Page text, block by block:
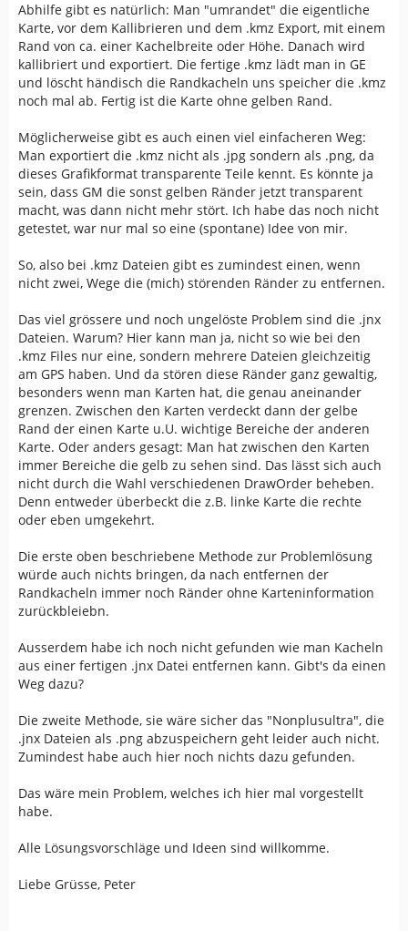
Abhilfe gibt es natürlich: Man "umrandet" die eigentliche
Karte, vor dem Kallibrieren und dem .kmz Export, mit einem
Rand von ca. einer Kachelbreite oder Höhe. Danach wird
kallibriert und exportiert. Die fertige .kmz lädt man in GE
und löscht händisch die Randkacheln uns speicher die .kmz
noch mal ab. Fertig ist die Karte ohne gelben Rand.
Möglicherweise gibt es auch einen viel einfacheren Weg:
Man exportiert die .kmz nicht als .jpg sondern als .png, da
dieses Grafikformat transparente Teile kennt. Es könnte ja
sein, dass GM die sonst gelben Ränder jetzt transparent
macht, was dann nicht mehr stört. Ich habe das noch nicht
getestet, war nur mal so eine (spontane) Idee von mir.
So, also bei .kmz Dateien gibt es zumindest einen, wenn
nicht zwei, Wege die (mich) störenden Ränder zu entfernen.
Das viel grössere und noch ungelöste Problem sind die .jnx
Dateien. Warum? Hier kann man ja, nicht so wie bei den
.kmz Files nur eine, sondern mehrere Dateien gleichzeitig
am GPS haben. Und da stören diese Ränder ganz gewaltig,
besonders wenn man Karten hat, die genau aneinander
grenzen. Zwischen den Karten verdeckt dann der gelbe
Rand der einen Karte u.U. wichtige Bereiche der anderen
Karte. Oder anders gesagt: Man hat zwischen den Karten
immer Bereiche die gelb zu sehen sind. Das lässt sich auch
nicht durch die Wahl verschiedenen DrawOrder beheben.
Denn entweder überbeckt die z.B. linke Karte die rechte
oder eben umgekehrt.
Die erste oben beschriebene Methode zur Problemlösung
würde auch nichts bringen, da nach entfernen der
Randkacheln immer noch Ränder ohne Karteninformation
zurückbleiebn.
Ausserdem habe ich noch nicht gefunden wie man Kacheln
aus einer fertigen .jnx Datei entfernen kann. Gibt's da einen
Weg dazu?
Die zweite Methode, sie wäre sicher das "Nonplusultra", die
.jnx Dateien als .png abzuspeichern geht leider auch nicht.
Zumindest habe auch hier noch nichts dazu gefunden.
Das wäre mein Problem, welches ich hier mal vorgestellt
habe.
Alle Lösungsvorschläge und Ideen sind willkomme.
Liebe Grüsse, Peter